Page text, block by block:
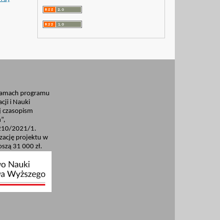
programu
i Nauki
czasopism
2021/1.
projektu w
31 000 zł.